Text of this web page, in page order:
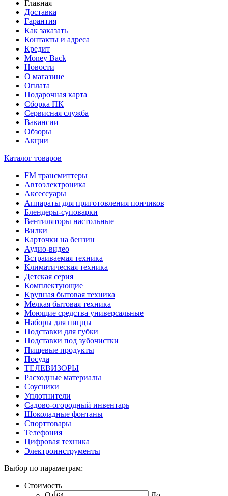
Главная
Доставка
Гарантия
Как заказать
Контакты и адреса
Кредит
Money Back
Новости
О магазине
Оплата
Подарочная карта
Сборка ПК
Сервисная служба
Вакансии
Обзоры
Акции
Каталог товаров
FM трансмиттеры
Автоэлектроника
Аксессуары
Аппараты для приготовления пончиков
Блендеры-суповарки
Вентиляторы настольные
Вилки
Карточки на бензин
Аудио-видео
Встраиваемая техника
Климатическая техника
Детская серия
Комплектующие
Крупная бытовая техника
Мелкая бытовая техника
Моющие средства универсальные
Наборы для пиццы
Подставки для губки
Подставки под зубочистки
Пищевые продукты
Посуда
ТЕЛЕВИЗОРЫ
Расходные материалы
Соусники
Уплотнители
Садово-огородный инвентарь
Шоколадные фонтаны
Спорттовары
Телефония
Цифровая техника
Электроинструменты
Выбор по параметрам:
Стоимость